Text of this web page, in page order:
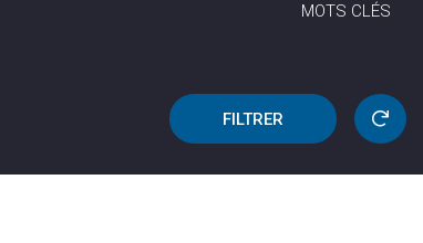
MOTS CLÉS
FILTRER